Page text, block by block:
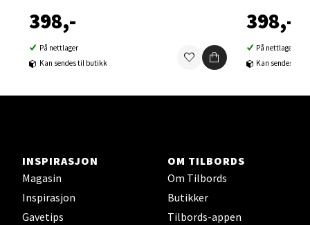
398,-
På nettlager
Kan sendes til butikk
398,-
På nettlager
Kan sendes til
INSPIRASJON
Magasin
Inspirasjon
Gavetips
OM TILBORDS
Om Tilbords
Butikker
Tilbords-appen
Oppdal - Aunasenteret
Aunasenteret, Sunndalsvegen 3, 7340 Oppdal
Orkanger - Thon Senter Orkanger